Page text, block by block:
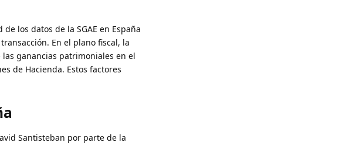
los datos de la SGAE en España
En el plano fiscal, la
ganancias patrimoniales en el
de Hacienda. Estos factores
Santisteban por parte de la